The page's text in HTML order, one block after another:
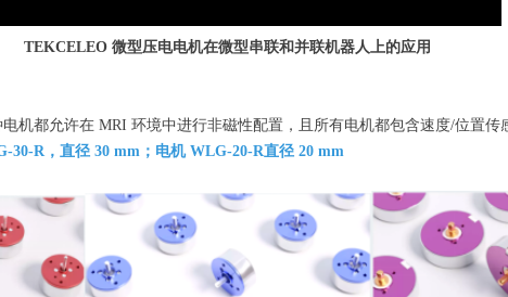
TEKCELEO 微型压电电机在微型串联和并联机器人上的应用
机都允许在 MRI 环境中进行非磁性配置，且所有电机都包含速度/位置传
30-R，直径 30 mm；电机 WLG-20-R直径 20 mm